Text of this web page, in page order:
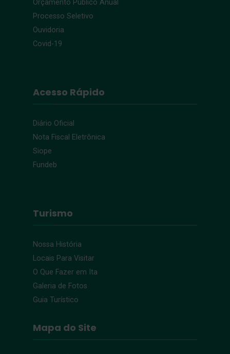
Orçamento Público Anual
Processo Seletivo
Ouvidoria
Covid-19
Acesso Rápido
Diário Oficial
Nota Fiscal Eletrônica
Siope
Fundeb
Turismo
Nossa História
Locais Para Visitar
O Que Fazer em Ita
Galeria de Fotos
Guia Turístico
Mapa do Site